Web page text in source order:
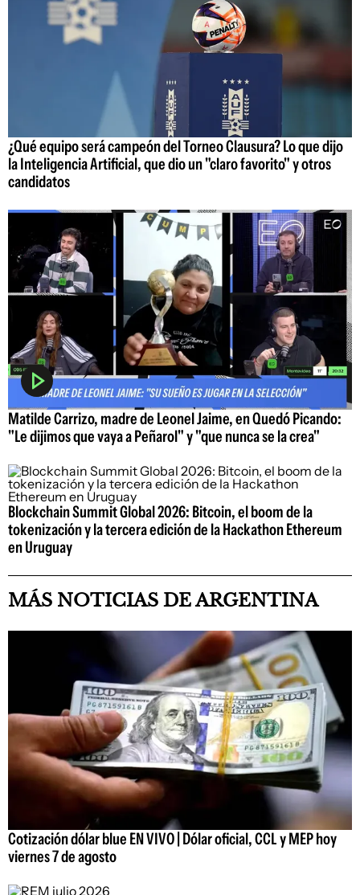
¿Qué equipo será campeón del Torneo Clausura? Lo que dijo
la Inteligencia Artificial, que dio un "claro favorito" y otros
candidatos
Matilde Carrizo, madre de Leonel Jaime, en Quedó Picando:
"Le dijimos que vaya a Peñarol" y "que nunca se la crea"
Blockchain Summit Global 2026: Bitcoin, el boom de la
tokenización y la tercera edición de la Hackathon Ethereum
en Uruguay
MÁS NOTICIAS DE ARGENTINA
Cotización dólar blue EN VIVO | Dólar oficial, CCL y MEP hoy
viernes 7 de agosto